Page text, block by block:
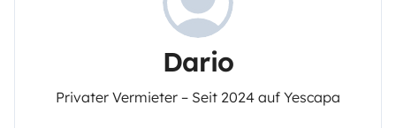
Dario
Privater Vermieter – Seit 2024 auf Yescapa